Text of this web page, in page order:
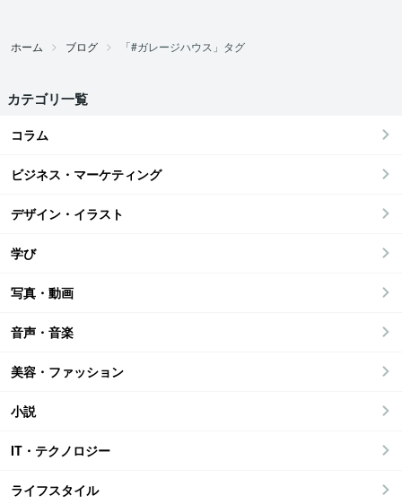
ホーム ブログ 「#ガレージハウス」タグ
カテゴリ一覧
コラム
ビジネス・マーケティング
デザイン・イラスト
学び
写真・動画
音声・音楽
美容・ファッション
小説
IT・テクノロジー
ライフスタイル